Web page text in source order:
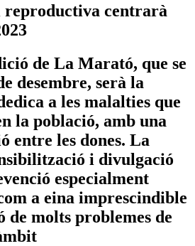
reproductiva centrarà
de La Marató, que se
desembre, serà la
a les malalties que
la població, amb una
entre les dones. La
i divulgació
especialment
a eina imprescindible
de molts problemes de